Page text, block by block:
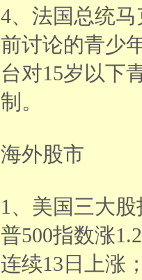
4、法国总统
前讨论的青少
台对15岁以下
制。
海外股市
1、美国三大
普500指数涨
连续13日上涨